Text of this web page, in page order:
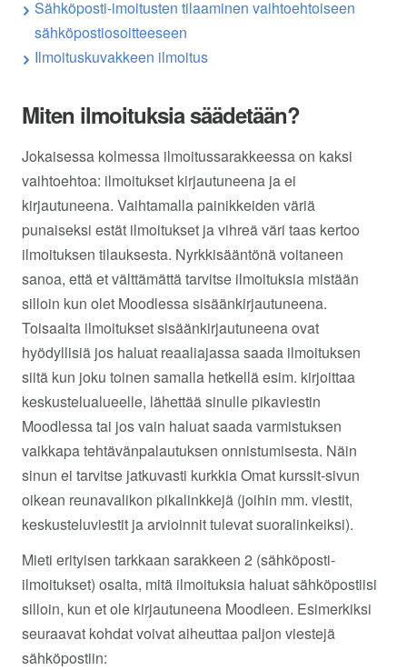
Sähköposti-imoitusten tilaaminen vaihtoehtoiseen
sähköpostiosoitteeseen
Ilmoituskuvakkeen ilmoitus
Miten ilmoituksia säädetään?
Jokaisessa kolmessa ilmoitussarakkeessa on kaksi
vaihtoehtoa: ilmoitukset kirjautuneena ja ei
kirjautuneena. Vaihtamalla painikkeiden väriä
punaiseksi estät ilmoitukset ja vihreä väri taas kertoo
ilmoituksen tilauksesta. Nyrkkisääntönä voitaneen
sanoa, että et välttämättä tarvitse ilmoituksia mistään
silloin kun olet Moodlessa sisäänkirjautuneena.
Toisaalta ilmoitukset sisäänkirjautuneena ovat
hyödyllisiä jos haluat reaaliajassa saada ilmoituksen
siitä kun joku toinen samalla hetkellä esim. kirjoittaa
keskustelualueelle, lähettää sinulle pikaviestin
Moodlessa tai jos vain haluat saada varmistuksen
vaikkapa tehtävänpalautuksen onnistumisesta. Näin
sinun ei tarvitse jatkuvasti kurkkia Omat kurssit-sivun
oikean reunavalikon pikalinkkejä (joihin mm. viestit,
keskusteluviestit ja arvioinnit tulevat suoralinkeiksi).
Mieti erityisen tarkkaan sarakkeen 2 (sähköposti-
ilmoitukset) osalta, mitä ilmoituksia haluat sähköpostiisi
silloin, kun et ole kirjautuneena Moodleen. Esimerkiksi
seuraavat kohdat voivat aiheuttaa paljon viestejä
sähköpostiin: